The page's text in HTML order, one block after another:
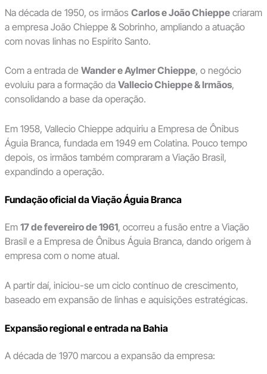
Na década de 1950, os irmãos Carlos e João Chieppecriaram
a empresa João Chieppe & Sobrinho, ampliando a atuação
com novas linhas no Espírito Santo.
Com a entrada de Wander e Aylmer Chieppe, o negócio
evoluiu para a formação da Vallecio Chieppe & Irmãos,
consolidando a base da operação.
Em 1958, Vallecio Chieppe adquiriu a Empresa de Ônibus
Águia Branca, fundada em 1949 em Colatina. Pouco tempo
depois, os irmãos também compraram a Viação Brasil,
expandindo a operação.
Fundação oficial da Viação Águia Branca
Em 17 de fevereiro de 1961, ocorreu a fusão entre a Viação
Brasil e a Empresa de Ônibus Águia Branca, dando origem à
empresa com o nome atual.
A partir daí, iniciou-se um ciclo contínuo de crescimento,
baseado em expansão de linhas e aquisições estratégicas.
Expansão regional e entrada na Bahia
A década de 1970 marcou a expansão da empresa: